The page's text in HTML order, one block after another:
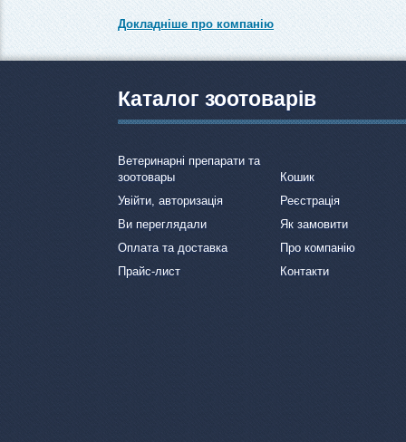
Докладніше про компанію
Каталог зоотоварів
Ветеринарні препарати та
зоотовары
Кошик
Увійти, авторизація
Реєстрація
Ви переглядали
Як замовити
Оплата та доставка
Про компанію
Прайс-лист
Контакти